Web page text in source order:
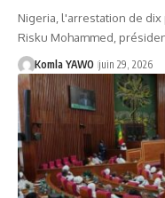
Nigeria, l'arrestation de
Risku Mohammed,
Komla YAWO juin 29, 2026